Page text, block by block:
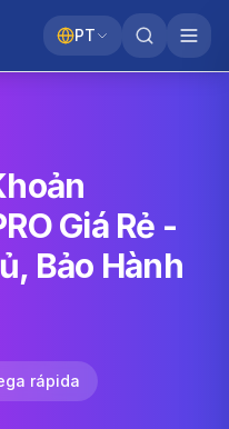
PT
Giá Rẻ -
Bảo Hành
rápida